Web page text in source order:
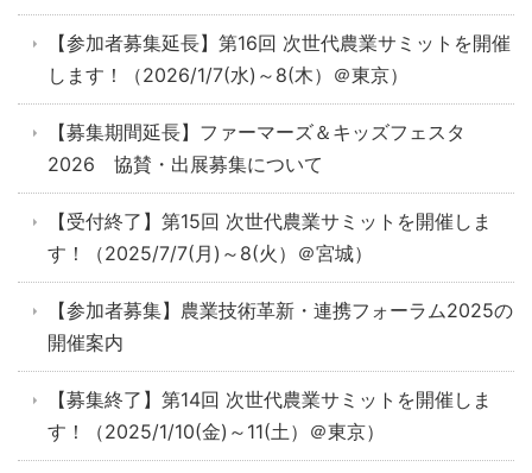
【参加者募集延長】第16回 次世代農業サミットを開催
します！（2026/1/7(水)～8(木）＠東京）
【募集期間延長】ファーマーズ＆キッズフェスタ
2026 協賛・出展募集について
【受付終了】第15回 次世代農業サミットを開催しま
す！（2025/7/7(月)～8(火）＠宮城）
【参加者募集】農業技術革新・連携フォーラム2025の
開催案内
【募集終了】第14回 次世代農業サミットを開催しま
す！（2025/1/10(金)～11(土）＠東京）